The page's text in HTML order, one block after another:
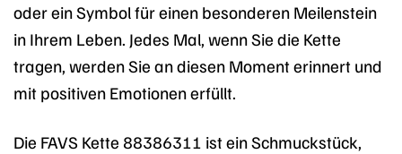
oder ein Symbol für einen besonderen Meilenstein
in Ihrem Leben. Jedes Mal, wenn Sie die Kette
tragen, werden Sie an diesen Moment erinnert und
mit positiven Emotionen erfüllt.
Die FAVS Kette 88386311 ist ein Schmuckstück,